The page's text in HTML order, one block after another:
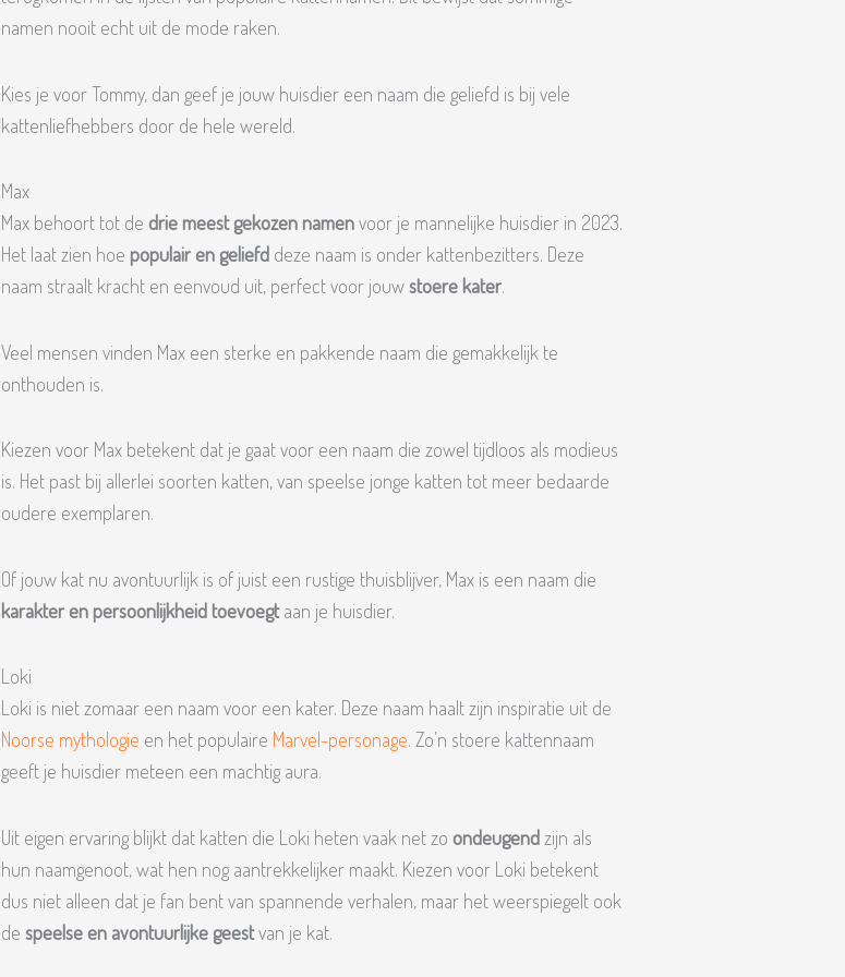
namen nooit echt uit de mode raken.
Kies je voor Tommy, dan geef je jouw huisdier een naam die geliefd is bij vele
kattenliefhebbers door de hele wereld.
Max
Max behoort tot de drie meest gekozen namenvoor je mannelijke huisdier in 2023.
Het laat zien hoe populair en geliefd deze naam is onder kattenbezitters. Deze
naam straalt kracht en eenvoud uit, perfect voor jouwstoere kater.
Veel mensen vinden Max een sterke en pakkende naam die gemakkelijk te
onthouden is.
Kiezen voor Max betekent dat je gaat voor een naam die zowel tijdloos als modieus
is. Het past bij allerlei soorten katten, van speelse jonge katten tot meer bedaarde
oudere exemplaren.
Of jouw kat nu avontuurlijk is of juist een rustige thuisblijver, Max is een naam die
karakter en persoonlijkheid toevoegtaan je huisdier.
Loki
Loki is niet zomaar een naam voor een kater. Deze naam haalt zijn inspiratie uit de
Noorse mythologie en het populaire Marvel-personage. Zo’n stoere kattennaam
geeft je huisdier meteen een machtig aura.
Uit eigen ervaring blijkt dat katten die Loki heten vaak net zo ondeugendzijn als
hun naamgenoot, wat hen nog aantrekkelijker maakt. Kiezen voor Loki betekent
dus niet alleen dat je fan bent van spannende verhalen, maar het weerspiegelt ook
de speelse en avontuurlijke geestvan je kat.